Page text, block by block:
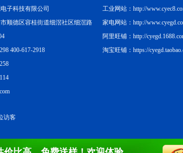
子科技有限公司
德区容桂街道细滘社区细滘路
400-617-2918
访客
工业网站：http://
家电网站：http://
阿里旺铺：http://
淘宝旺铺：https://